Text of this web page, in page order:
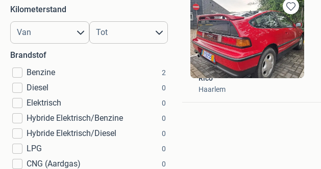
Kilometerstand
Brandstof
Benzine
2
Diesel 0
Elektrisch 0
Hybride Elektrisch/Benzine 0
Hybride Elektrisch/Diesel 0
LPG 0
CNG (Aardgas) 0
Bewaren
in
Mijn
Favorieten
Rico
Haarlem